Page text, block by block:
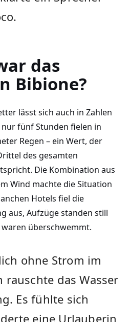
das
Bibione?
lässt sich auch in Zahlen
fünf Stunden fielen in
Regen – ein Wert, der
des gesamten
Die Kombination aus
Wind machte die Situation
Hotels fiel die
aus, Aufzüge standen still
überschwemmt.
ohne Strom im
rauschte das Wasser
Es fühlte sich
eine Urlauberin